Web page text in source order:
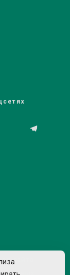
сайта
данных